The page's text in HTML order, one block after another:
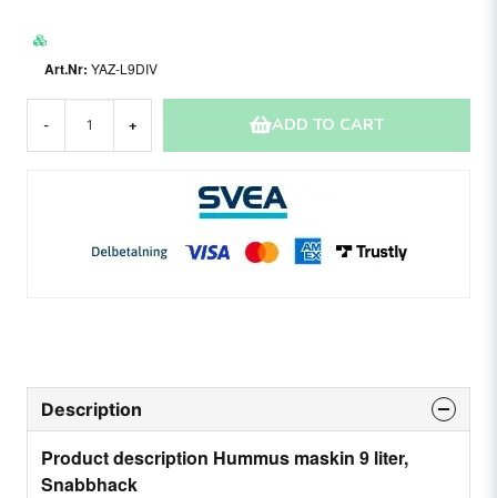
YAZ-L9DIV
- + ADD TO CART
Description
Product description Hummus maskin 9 liter,
Snabbhack